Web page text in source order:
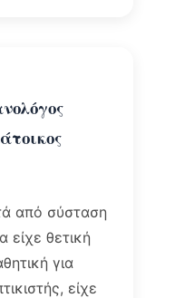
από σύσταση
είχε θετική
για
είχε